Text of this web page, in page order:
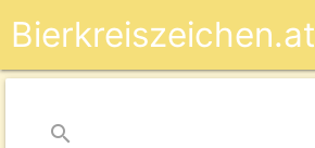
Bierkreiszeichen.at
search